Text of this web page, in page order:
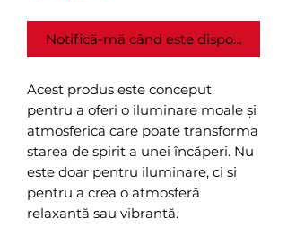
Notifică-mă când este disponibil
Acest produs este conceput
pentru a oferi o iluminare moale și
atmosferică care poate transforma
starea de spirit a unei încăperi. Nu
este doar pentru iluminare, ci și
pentru a crea o atmosferă
relaxantă sau vibrantă.